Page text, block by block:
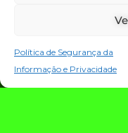
Política de Segurança da
Informação e Privacidade